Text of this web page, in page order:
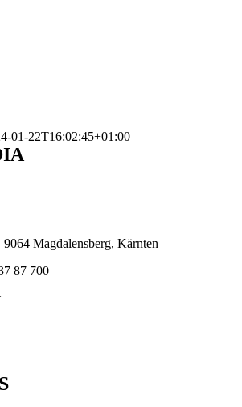
01-22T16:02:45+01:00
9064 Magdalensberg, Kärnten
87 700